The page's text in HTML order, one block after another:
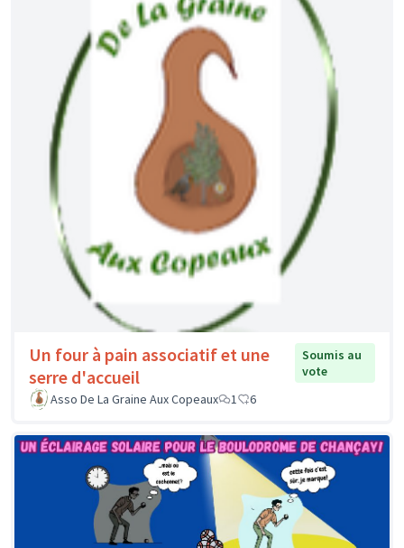
Un four à pain associatif et une
serre d'accueil
Soumis au
vote
Asso De La Graine Aux Copeaux
1 6